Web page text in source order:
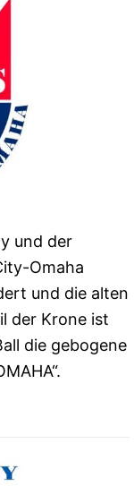
und der
Omaha
und die alten
der Krone ist
die gebogene